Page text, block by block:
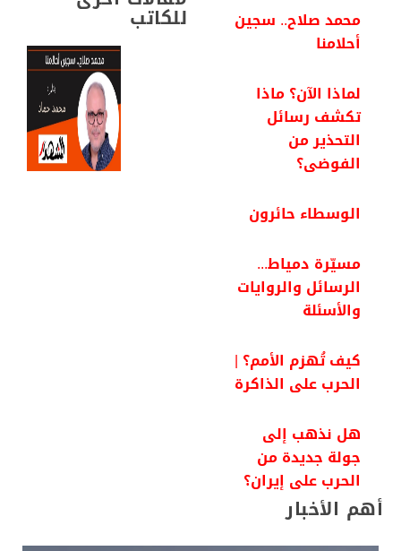
للكاتب
محمد صلاح.. سجين
أحلامنا
لماذا الآن؟ ماذا
تكشف رسائل
التحذير من
الفوضى؟
الوسطاء حائرون
مسيّرة دمياط...
الرسائل والروايات
والأسئلة
كيف تُهزم الأمم؟ |
الحرب على الذاكرة
هل نذهب إلى
جولة جديدة من
الحرب على إيران؟
أهم الأخبار